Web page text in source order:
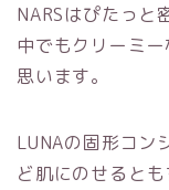
NARSはぴたっと
中でもクリーミ
思います。
LUNAの固形コン
ど肌にのせると